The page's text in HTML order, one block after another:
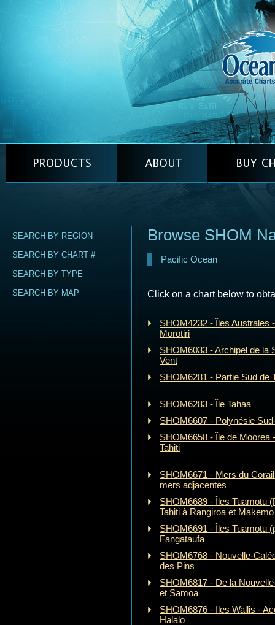
SEARCH BY REGION
SEARCH BY CHART #
SEARCH BY TYPE
SEARCH BY MAP
Browse SHOM
Pacific Ocean
Click on a chart below to
SHOM4232 - Îles Australes
Morotiri
SHOM6033 - Archipel de la
Vent
SHOM6281 - Partie Sud de
SHOM6283 - Île Tahaa
SHOM6607 - Polynésie
SHOM6658 - Île de Moorea
Tahiti
SHOM6671 - Mers du
mers adjacentes
SHOM6689 - Îles Tuamotu
Tahiti à Rangiroa et Makemo
SHOM6691 - Îles Tuamotu
Fangataufa
SHOM6768 - Nouvelle-
des Pins
SHOM6817 - De la
et Samoa
SHOM6876 - Iles Wallis -
Halalo